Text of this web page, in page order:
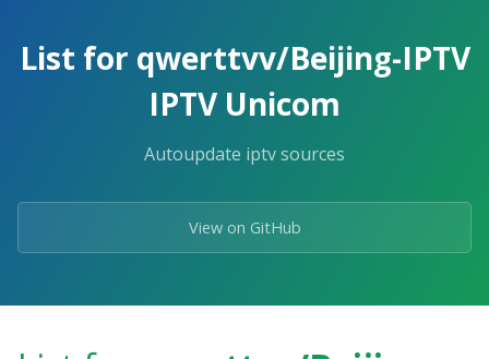
theList for qwerttvv/Beijing-IPTV
IPTV Unicom
Autoupdate iptv sources
View on GitHub